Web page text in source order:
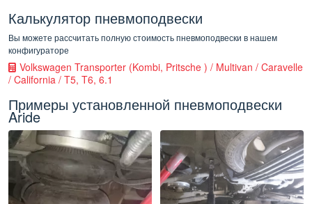
Калькулятор пневмоподвески
Вы можете рассчитать полную стоимость пневмоподвески в нашем
конфигураторе
Volkswagen Transporter (Kombi, Pritsche ) / Multivan / Caravelle
/ California / T5, T6, 6.1
Примеры установленной пневмоподвески
Aride